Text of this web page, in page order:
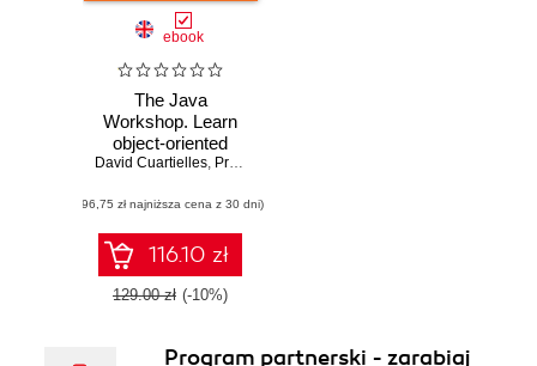
ebook
The Java
Workshop. Learn
object-oriented
programming and
career in software
development
David Cuartielles, Pradeep Kumar Gupta
(96,75 zł najniższa cena z 30 dni)
116.10 zł
129.00 zł (-10%)
Program partnerski - zarabiaj